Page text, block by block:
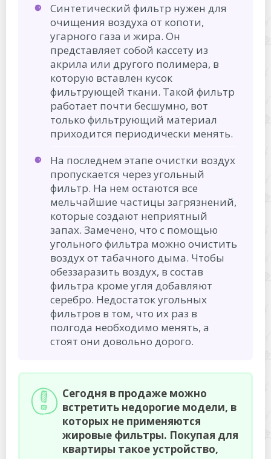
Синтетический фильтр нужен для
очищения воздуха от копоти,
угарного газа и жира. Он
представляет собой кассету из
акрила или другого полимера, в
которую вставлен кусок
фильтрующей ткани. Такой фильтр
работает почти бесшумно, вот
только фильтрующий материал
приходится периодически менять.
На последнем этапе очистки воздух
пропускается через угольный
фильтр. На нем остаются все
мельчайшие частицы загрязнений,
которые создают неприятный
запах. Замечено, что с помощью
угольного фильтра можно очистить
воздух от табачного дыма. Чтобы
обеззаразить воздух, в состав
фильтра кроме угля добавляют
серебро. Недостаток угольных
фильтров в том, что их раз в
полгода необходимо менять, а
стоят они довольно дорого.
Сегодня в продаже можно
встретить недорогие модели, в
которых не применяются
жировые фильтры. Покупая для
квартиры такое устройство,